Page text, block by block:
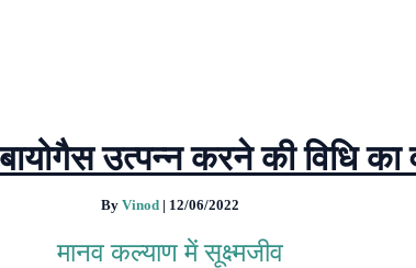
उत्पन्न करने की विधि का
By Vinod | 12/06/2022
मानव कल्याण में सूक्ष्मजीव